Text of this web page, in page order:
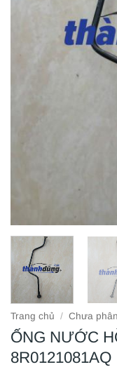
Trang chủ / Chưa
ỐNG NƯỚC
8R0121081AQ